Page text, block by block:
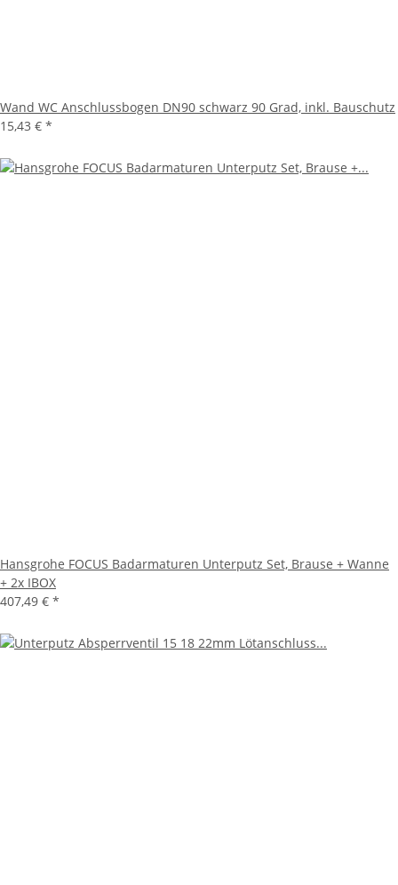
Wand WC Anschlussbogen DN90 schwarz 90 Grad, inkl. Bauschutz
15,43 € *
Hansgrohe FOCUS Badarmaturen Unterputz Set, Brause + Wanne
+ 2x IBOX
407,49 € *